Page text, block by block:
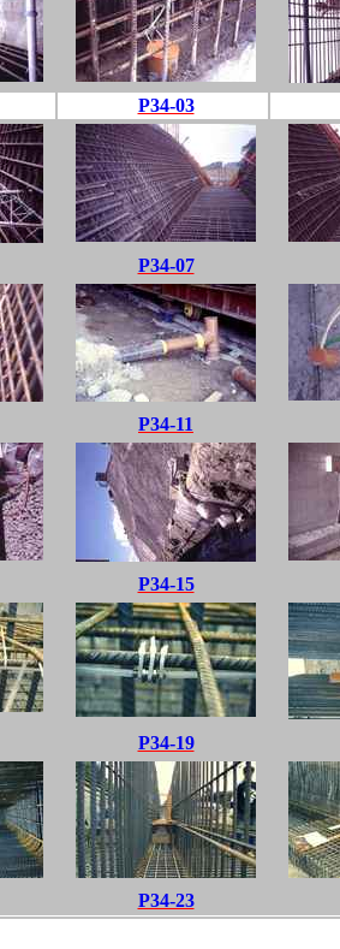
P34-03
P34-07
P34-11
P34-15
P34-19
P34-23